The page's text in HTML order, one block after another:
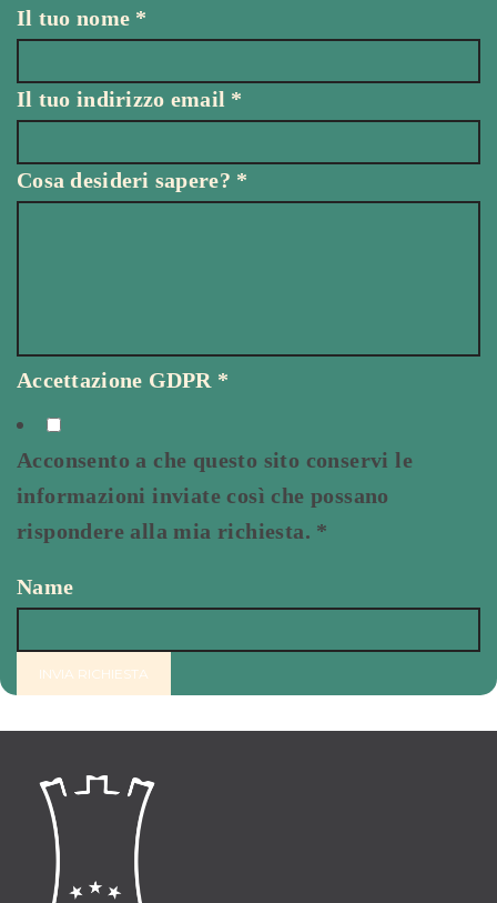
Il tuo nome *
Il tuo indirizzo email *
Cosa desideri sapere? *
Accettazione GDPR *
Acconsento a che questo sito conservi le
informazioni inviate così che possano
rispondere alla mia richiesta. *
Name
INVIA RICHIESTA